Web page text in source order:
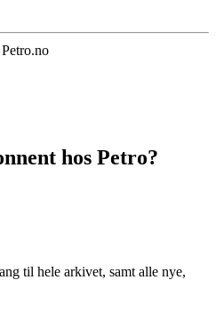
hos Petro?
til hele arkivet, samt alle nye,